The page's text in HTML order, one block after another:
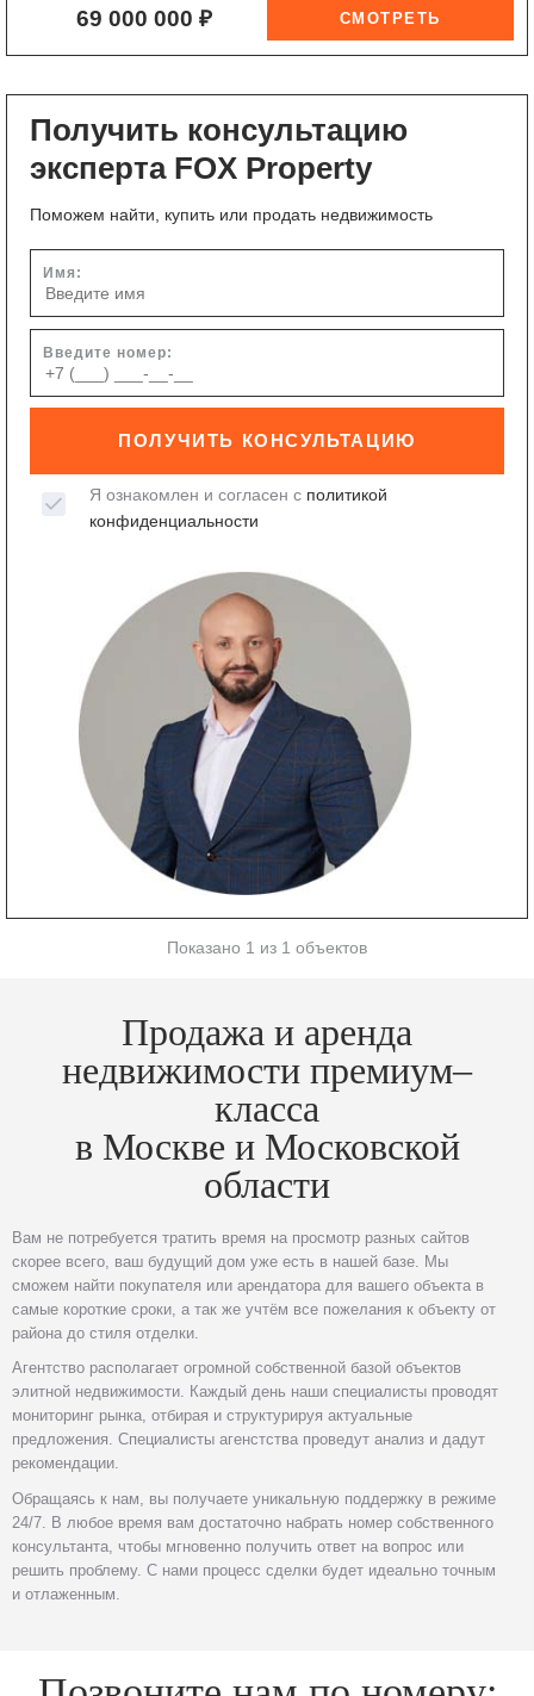
69 000 000 ₽
Получить консультацию
эксперта FOX Property
Поможем найти, купить или продать недвижимость
Имя:
Введите номер:
ПОЛУЧИТЬ КОНСУЛЬТАЦИЮ
Я ознакомлен и согласен с политикой
конфиденциальности
Показано 1 из 1 объектов
Продажа и аренда
недвижимости премиум–
класса
в Москве и Московской
области
Вам не потребуется тратить время на просмотр разных сайтов
скорее всего, ваш будущий дом уже есть в нашей базе. Мы
сможем найти покупателя или арендатора для вашего объекта в
самые короткие сроки, а так же учтём все пожелания к объекту от
района до стиля отделки.
Агентство располагает огромной собственной базой объектов
элитной недвижимости. Каждый день наши специалисты проводят
мониторинг рынка, отбирая и структурируя актуальные
предложения. Специалисты агенстства проведут анализ и дадут
рекомендации.
Обращаясь к нам, вы получаете уникальную поддержку в режиме
24/7. В любое время вам достаточно набрать номер собственного
консультанта, чтобы мгновенно получить ответ на вопрос или
решить проблему. С нами процесс сделки будет идеально точным
и отлаженным.